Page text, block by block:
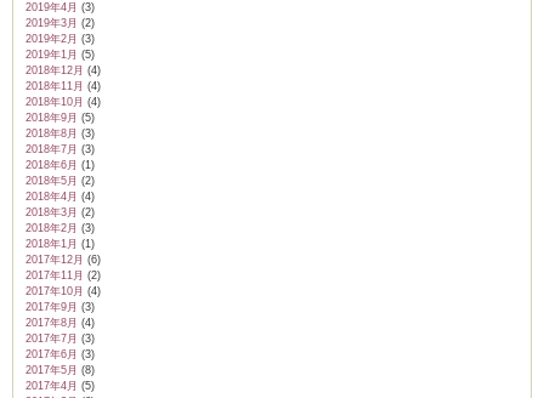
2019年4月 (3)
2019年3月 (2)
2019年2月 (3)
2019年1月 (5)
2018年12月 (4)
2018年11月 (4)
2018年10月 (4)
2018年9月 (5)
2018年8月 (3)
2018年7月 (3)
2018年6月 (1)
2018年5月 (2)
2018年4月 (4)
2018年3月 (2)
2018年2月 (3)
2018年1月 (1)
2017年12月 (6)
2017年11月 (2)
2017年10月 (4)
2017年9月 (3)
2017年8月 (4)
2017年7月 (3)
2017年6月 (3)
2017年5月 (8)
2017年4月 (5)